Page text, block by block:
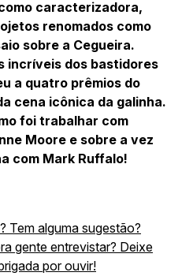
caracterizadora,
renomados como
sobre a Cegueira.
incríveis dos bastidores
a quatro prêmios do
cena icônica da galinha.
foi trabalhar com
Moore e sobre a vez
com Mark Ruffalo!
Tem alguma sugestão?
gente entrevistar? Deixe
por ouvir!